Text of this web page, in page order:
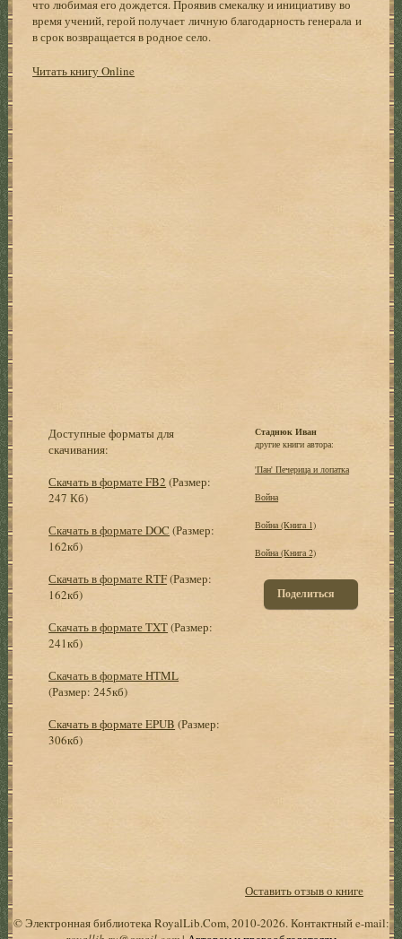
что любимая его дождется. Проявив смекалку и инициативу во
время учений, герой получает личную благодарность генерала и
в срок возвращается в родное село.
Читать книгу Online
Доступные форматы для
скачивания:
Скачать в формате FB2 (Размер:
247 Кб)
Скачать в формате DOC (Размер:
162кб)
Скачать в формате RTF(Размер:
162кб)
Скачать в формате TXT(Размер:
241кб)
Скачать в формате HTML
(Размер: 245кб)
Скачать в формате EPUB (Размер:
306кб)
Стаднюк Иван
другие книги автора:
'Пан' Печерица и лопатка
Война
Война (Книга 1)
Война (Книга 2)
Поделиться
Оставить отзыв о книге
© Электронная библиотека RoyalLib.Com, 2010-2026. Контактный e-mail: